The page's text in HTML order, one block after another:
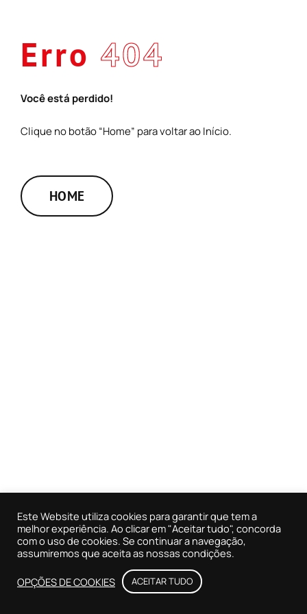
contentErro 404
Você está perdido!
Clique no botão “Home” para voltar ao Início.
HOME
Este Website utiliza cookies para garantir que tem a
melhor experiência. Ao clicar em "Aceitar tudo", concorda
com o uso de cookies. Se continuar a navegação,
assumiremos que aceita as nossas condições.
OPÇÕES DE COOKIES ACEITAR TUDO